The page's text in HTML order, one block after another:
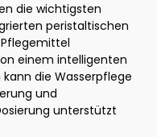
die wichtigsten
peristaltischen
einem intelligenten
die Wasserpflege
und
unterstützt